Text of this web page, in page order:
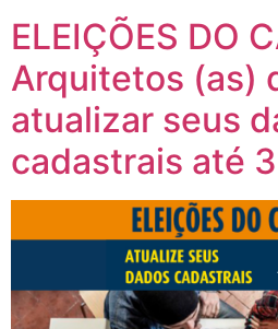
ELEIÇÕES DO
Arquitetos (as)
atualizar seus
cadastrais até